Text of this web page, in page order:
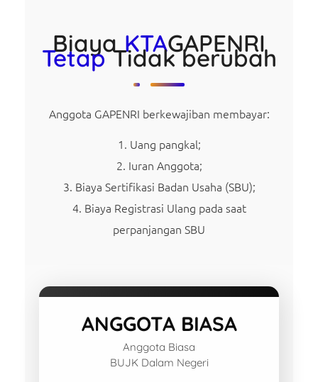
Biaya KTAGAPENRI
Tetap Tidak berubah
Anggota GAPENRI berkewajiban membayar:
Uang pangkal;
Iuran Anggota;
Biaya Sertifikasi Badan Usaha (SBU);
Biaya Registrasi Ulang pada saat
perpanjangan SBU
ANGGOTA BIASA
Anggota Biasa
BUJK Dalam Negeri